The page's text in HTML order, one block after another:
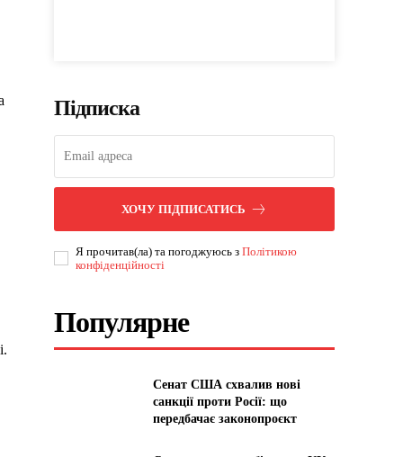
Підписка
ХОЧУ ПІДПИСАТИСЬ
Я прочитав(ла) та погоджуюсь зПолітикою
конфіденційності
Популярне
Сенат США схвалив нові
санкції проти Росії: що
передбачає законопроєкт